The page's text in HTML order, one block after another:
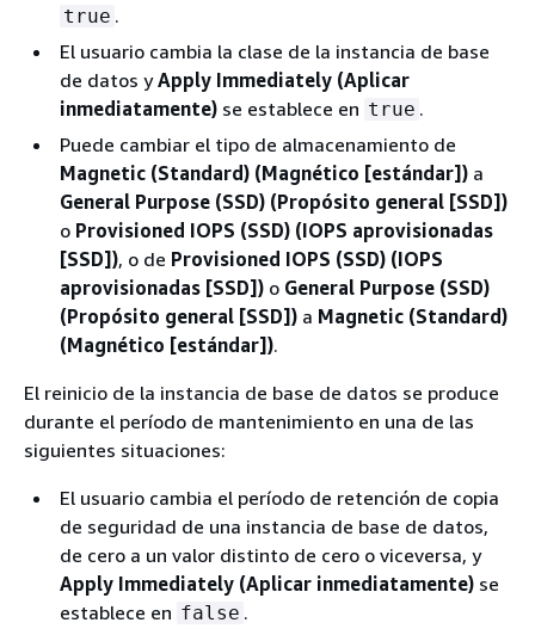
true .
El usuario cambia la clase de la instancia de base
de datos yApply Immediately (Aplicar
inmediatamente) se establece en true .
Puede cambiar el tipo de almacenamiento de
Magnetic (Standard) (Magnético [estándar]) a
General Purpose (SSD) (Propósito general [SSD])
o Provisioned IOPS (SSD) (IOPS aprovisionadas
[SSD]), o de Provisioned IOPS (SSD) (IOPS
aprovisionadas [SSD]) o General Purpose (SSD)
(Propósito general [SSD]) a Magnetic (Standard)
(Magnético [estándar]).
El reinicio de la instancia de base de datos se produce
durante el período de mantenimiento en una de las
siguientes situaciones:
El usuario cambia el período de retención de copia
de seguridad de una instancia de base de datos,
de cero a un valor distinto de cero o viceversa, y
Apply Immediately (Aplicar inmediatamente) se
establece en false .